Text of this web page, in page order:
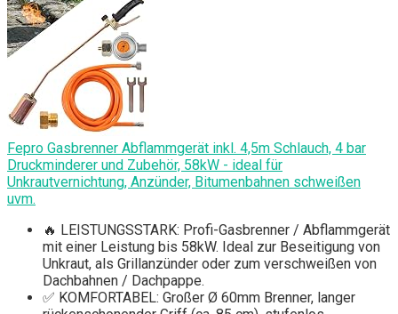
Fepro Gasbrenner Abflammgerät inkl. 4,5m Schlauch, 4 bar
Druckminderer und Zubehör, 58kW - ideal für
Unkrautvernichtung, Anzünder, Bitumenbahnen schweißen
uvm.
🔥 LEISTUNGSSTARK: Profi-Gasbrenner / Abflammgerät
mit einer Leistung bis 58kW. Ideal zur Beseitigung von
Unkraut, als Grillanzünder oder zum verschweißen von
Dachbahnen / Dachpappe.
✅ KOMFORTABEL: Großer Ø 60mm Brenner, langer